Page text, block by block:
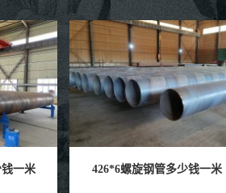
少钱一米 478*6螺旋钢管多少钱